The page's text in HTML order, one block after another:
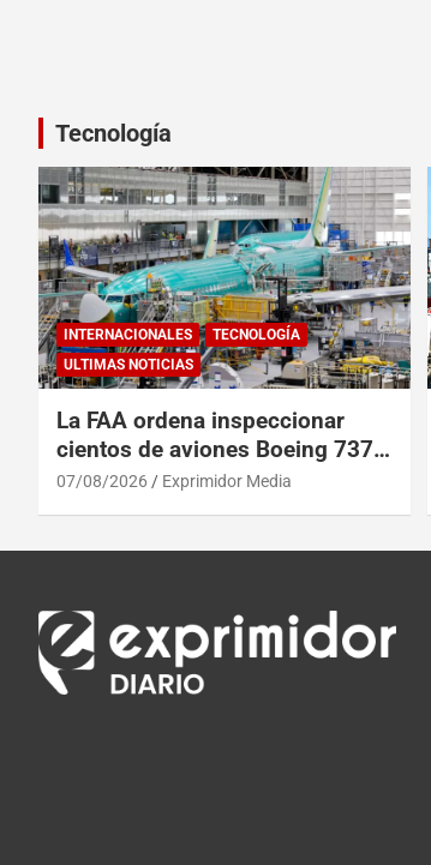
Tecnología
INTERNACIONALES
TECNOLOGÍA
ULTIMAS NOTICIAS
La FAA ordena inspeccionar
cientos de aviones Boeing 737
Max por posibles grietas
07/08/2026 Exprimidor Media